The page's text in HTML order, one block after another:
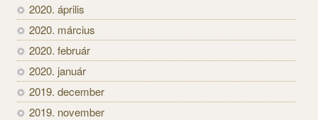
2020. április
2020. március
2020. február
2020. január
2019. december
2019. november